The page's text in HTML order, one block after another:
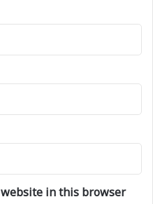
website in this browser